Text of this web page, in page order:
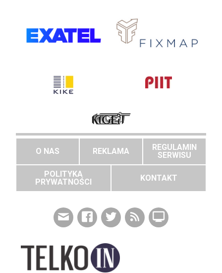
O NAS REKLAMA
REGULAMIN
SERWISU
POLITYKA
PRYWATNOŚCI
KONTAKT